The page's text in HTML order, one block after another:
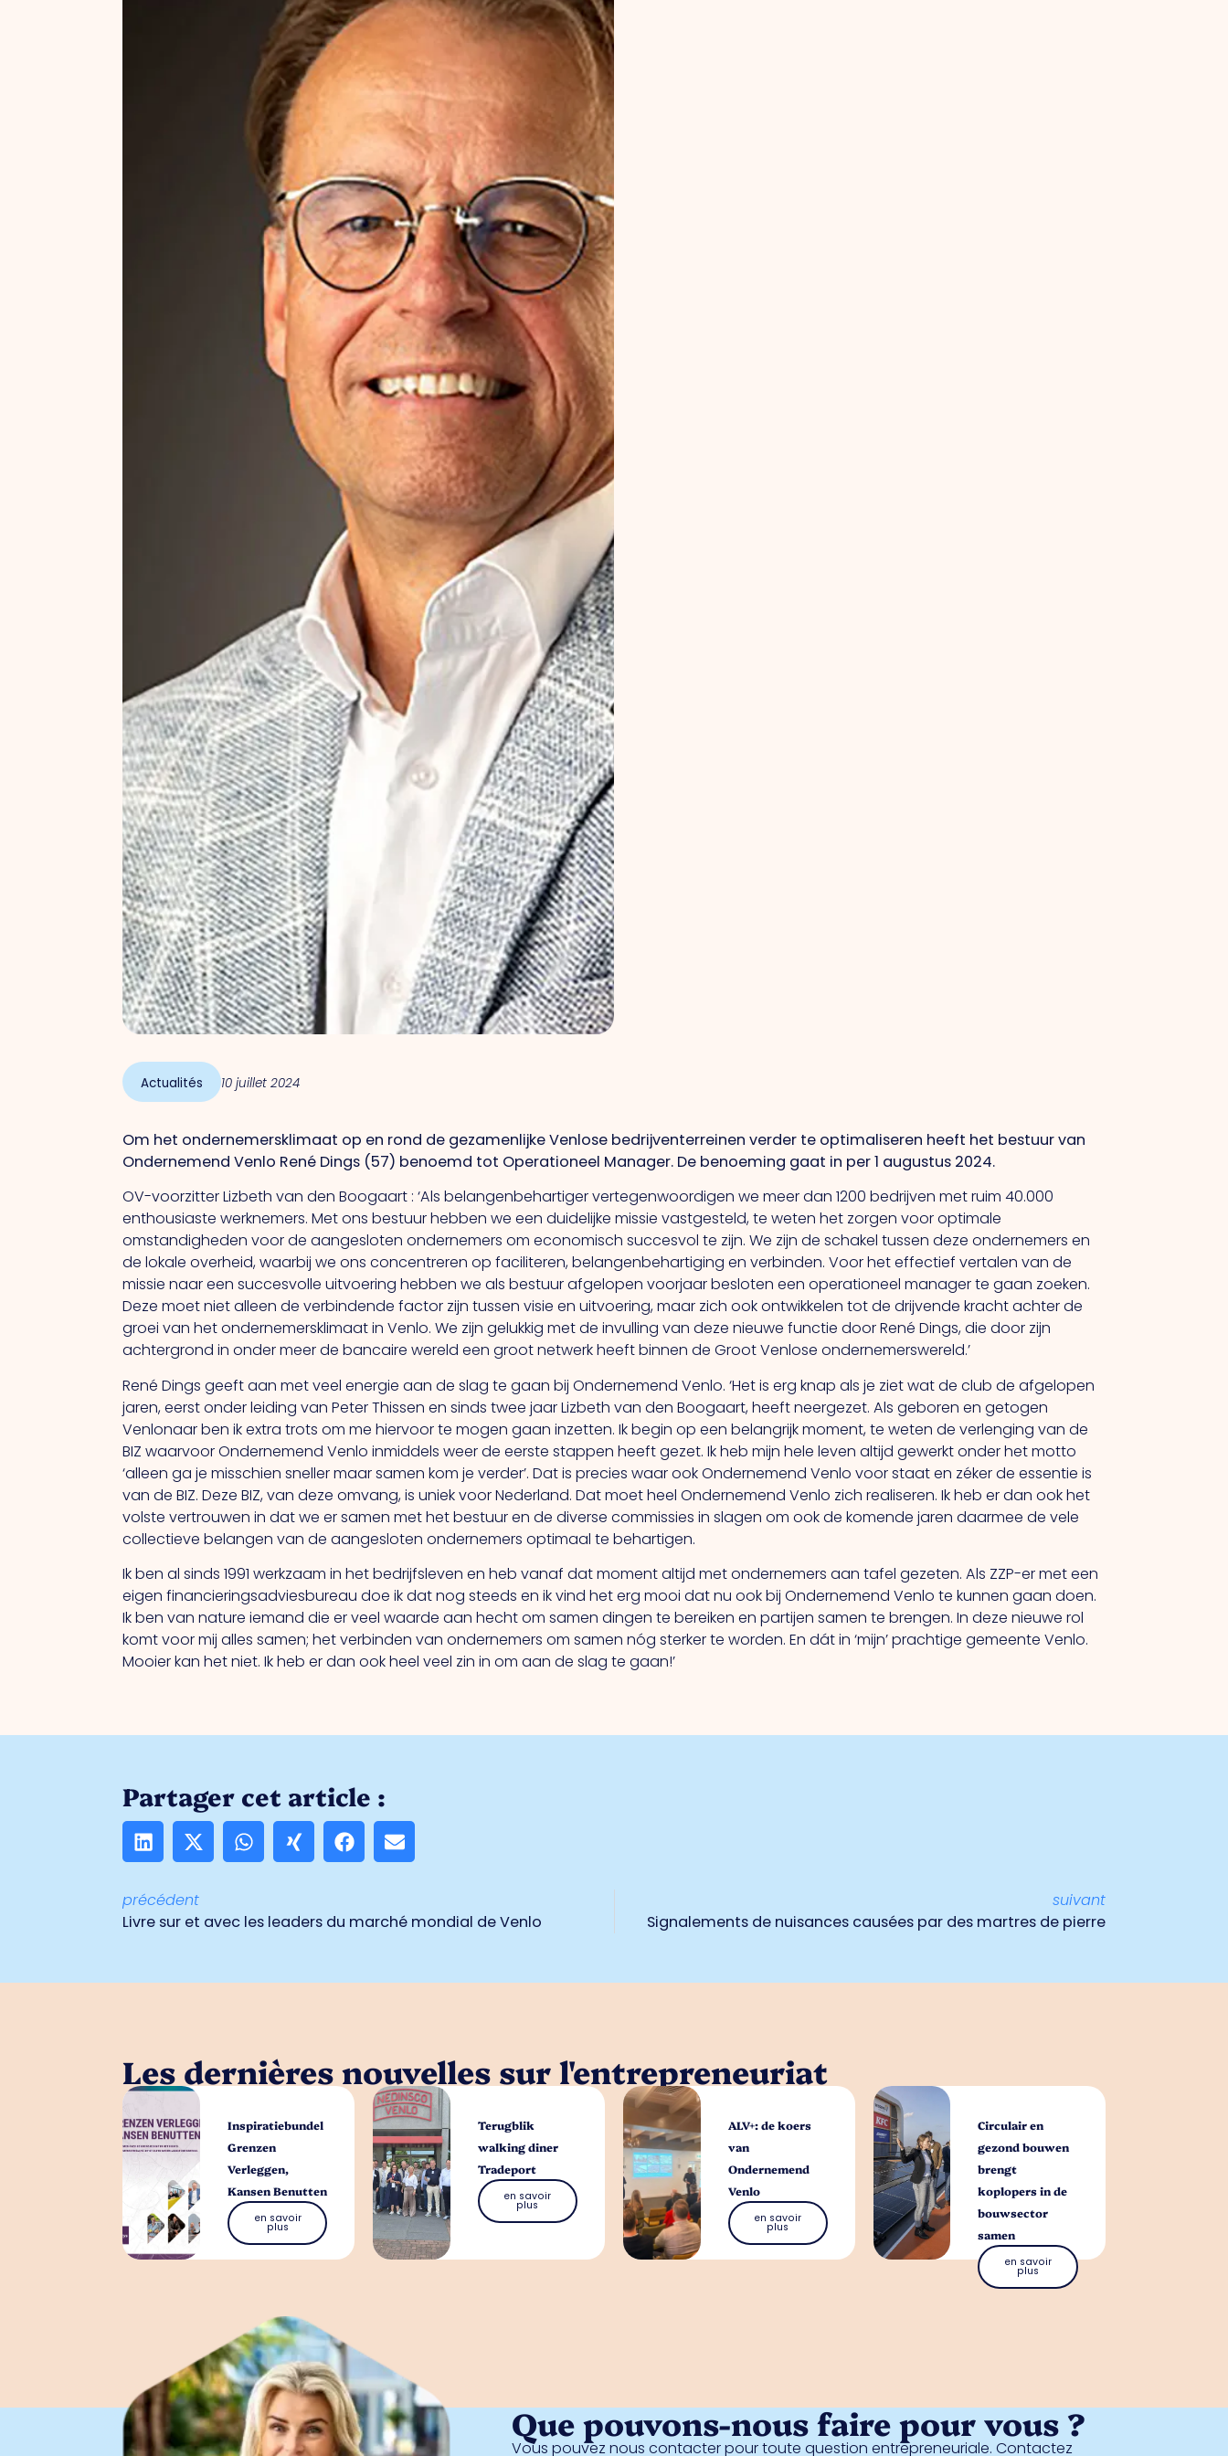
Actualités 10 juillet 2024
Om het ondernemersklimaat op en rond de gezamenlijke Venlose bedrijventerreinen verder te optimaliseren heeft het bestuur van
Ondernemend Venlo René Dings (57) benoemd tot Operationeel Manager. De benoeming gaat in per 1 augustus 2024.
OV-voorzitter Lizbeth van den Boogaart : ‘Als belangenbehartiger vertegenwoordigen we meer dan 1200 bedrijven met ruim 40.000
enthousiaste werknemers. Met ons bestuur hebben we een duidelijke missie vastgesteld, te weten het zorgen voor optimale
omstandigheden voor de aangesloten ondernemers om economisch succesvol te zijn. We zijn de schakel tussen deze ondernemers en
de lokale overheid, waarbij we ons concentreren op faciliteren, belangenbehartiging en verbinden. Voor het effectief vertalen van de
missie naar een succesvolle uitvoering hebben we als bestuur afgelopen voorjaar besloten een operationeel manager te gaan zoeken.
Deze moet niet alleen de verbindende factor zijn tussen visie en uitvoering, maar zich ook ontwikkelen tot de drijvende kracht achter de
groei van het ondernemersklimaat in Venlo. We zijn gelukkig met de invulling van deze nieuwe functie door René Dings, die door zijn
achtergrond in onder meer de bancaire wereld een groot netwerk heeft binnen de Groot Venlose ondernemerswereld.’
René Dings geeft aan met veel energie aan de slag te gaan bij Ondernemend Venlo. ‘Het is erg knap als je ziet wat de club de afgelopen
jaren, eerst onder leiding van Peter Thissen en sinds twee jaar Lizbeth van den Boogaart, heeft neergezet. Als geboren en getogen
Venlonaar ben ik extra trots om me hiervoor te mogen gaan inzetten. Ik begin op een belangrijk moment, te weten de verlenging van de
BIZ waarvoor Ondernemend Venlo inmiddels weer de eerste stappen heeft gezet. Ik heb mijn hele leven altijd gewerkt onder het motto
‘alleen ga je misschien sneller maar samen kom je verder’. Dat is precies waar ook Ondernemend Venlo voor staat en zéker de essentie is
van de BIZ. Deze BIZ, van deze omvang, is uniek voor Nederland. Dat moet heel Ondernemend Venlo zich realiseren. Ik heb er dan ook het
volste vertrouwen in dat we er samen met het bestuur en de diverse commissies in slagen om ook de komende jaren daarmee de vele
collectieve belangen van de aangesloten ondernemers optimaal te behartigen.
Ik ben al sinds 1991 werkzaam in het bedrijfsleven en heb vanaf dat moment altijd met ondernemers aan tafel gezeten. Als ZZP-er met een
eigen financieringsadviesbureau doe ik dat nog steeds en ik vind het erg mooi dat nu ook bij Ondernemend Venlo te kunnen gaan doen.
Ik ben van nature iemand die er veel waarde aan hecht om samen dingen te bereiken en partijen samen te brengen. In deze nieuwe rol
komt voor mij alles samen; het verbinden van ondernemers om samen nóg sterker te worden. En dát in ‘mijn’ prachtige gemeente Venlo.
Mooier kan het niet. Ik heb er dan ook heel veel zin in om aan de slag te gaan!’
Partager cet article :
précédent
Livre sur et avec les leaders du marché mondial de Venlo
suivant
Signalements de nuisances causées par des martres de pierre
Les dernières nouvelles sur l'entrepreneuriat
Inspiratiebundel
Grenzen
Verleggen,
Kansen Benutten
en savoir
plus
Terugblik
walking diner
Tradeport
en savoir
plus
ALV+: de koers
van
Ondernemend
Venlo
en savoir
plus
Circulair en
gezond bouwen
brengt
koplopers in de
bouwsector
samen
en savoir
plus
Que pouvons-nous faire pour vous ?
Vous pouvez nous contacter pour toute question entrepreneuriale. Contactez